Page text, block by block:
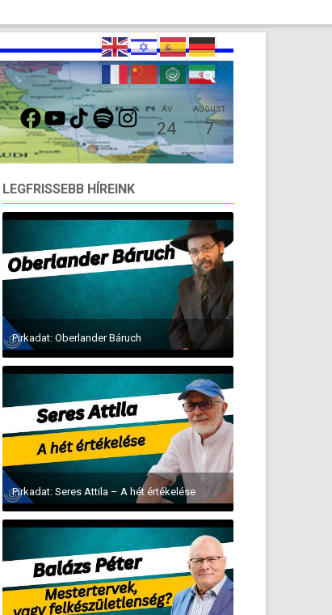
FACEBOOKYOUTUBETIKTOKSPOTIFYINSTAGRAMÁV
24
AUGUST
7
LEGFRISSEBB HÍREINK
Pirkadat: Oberlander Báruch
Pirkadat: Seres Attila – A hét értékelése